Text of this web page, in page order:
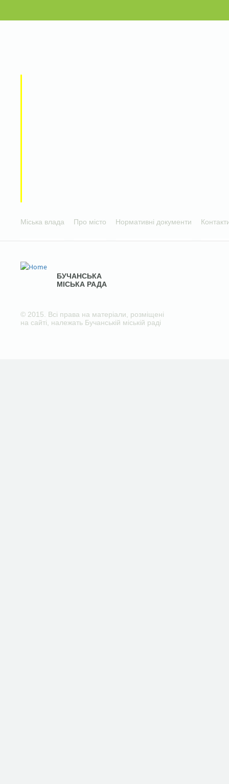
Міська влада Про місто Нормативні документи
БУЧАНСЬКА
МІСЬКА РАДА
© 2015. Всі права на матеріали, розміщені
на сайті, належать Бучанській міській раді